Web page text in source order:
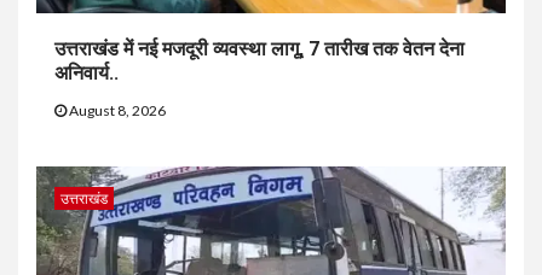
उत्तराखंड में नई मजदूरी व्यवस्था लागू, 7 तारीख तक वेतन देना
अनिवार्य..
August 8, 2026
उत्तराखंड